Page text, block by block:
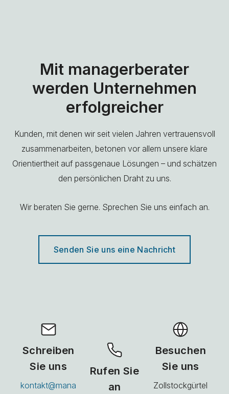
Mit managerberater
werden Unternehmen
erfolgreicher
Kunden, mit denen wir seit vielen Jahren vertrauensvoll
zusammenarbeiten, betonen vor allem unsere klare
Orientiertheit auf passgenaue Lösungen – und schätzen
den persönlichen Draht zu uns.
Wir beraten Sie gerne. Sprechen Sie uns einfach an.
Senden Sie uns eine Nachricht
Schreiben
Sie uns
kontakt@mana
Rufen Sie
an
Besuchen
Sie uns
Zollstockgürtel